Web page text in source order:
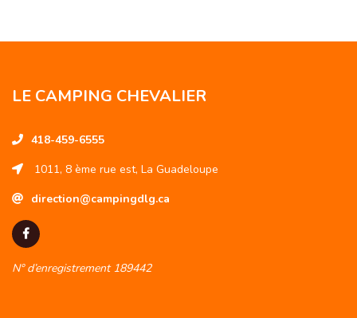
LE CAMPING CHEVALIER
418-459-6555
1011, 8 ème rue est, La Guadeloupe
direction@campingdlg.ca
N° d’enregistrement 189442